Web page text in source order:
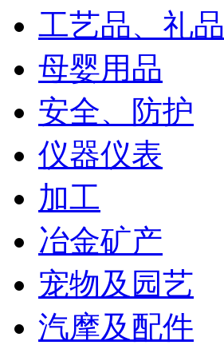
工艺品、礼品
母婴用品
安全、防护
仪器仪表
加工
冶金矿产
宠物及园艺
汽摩及配件